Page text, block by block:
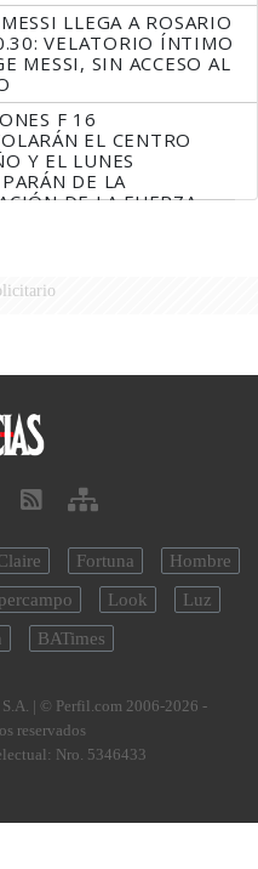
LLEGA A ROSARIO
VELATORIO ÍNTIMO
MESSI, SIN ACCESO AL
F 16
EL CENTRO
Y EL LUNES
DE LA
DE LA FUERZA
Fortuna
Hombre
Look
Luz
BATimes
| © Perfil.com 2006-2026 -
reservados
Nro. 5346433